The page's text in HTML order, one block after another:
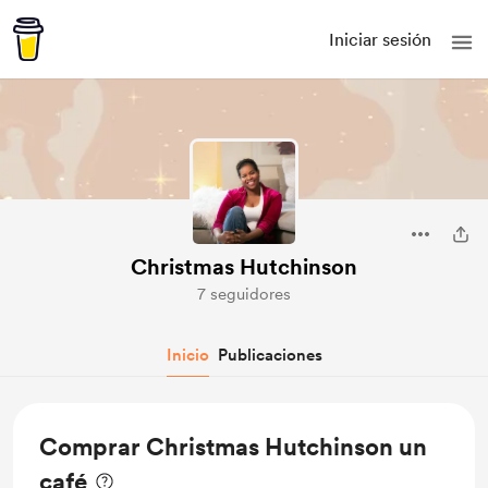
Iniciar sesión
Christmas Hutchinson
7 seguidores
Inicio Publicaciones
Comprar Christmas Hutchinson un
café